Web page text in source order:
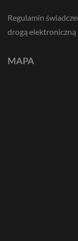
Regulamin
drogą elektroniczną
MAPA